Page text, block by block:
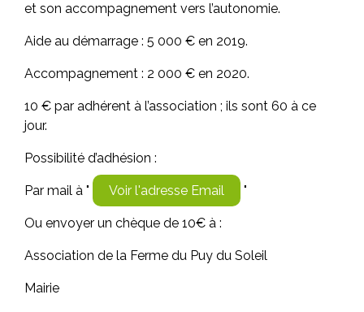
et son accompagnement vers l’autonomie.
Aide au démarrage : 5 000 € en 2019.
Accompagnement : 2 000 € en 2020.
10 € par adhérent à l’association ; ils sont 60 à ce
jour.
Possibilité d’adhésion :
Par mail à " Voir l'adresse Email "
Ou envoyer un chèque de 10€ à :
Association de la Ferme du Puy du Soleil
Mairie